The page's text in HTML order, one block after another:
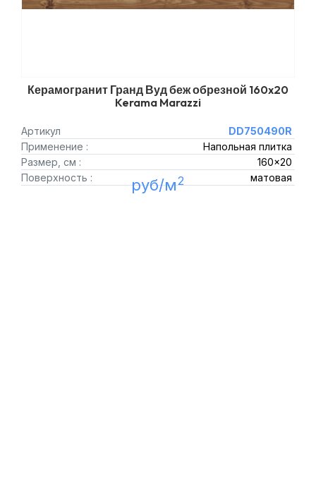
Керамогранит Гранд Вуд беж обрезной 160x20
Kerama Marazzi
Артикул
DD750490R
Применение :
Напольная плитка
Размер, см :
160x20
Поверхность :
матовая
руб/м2